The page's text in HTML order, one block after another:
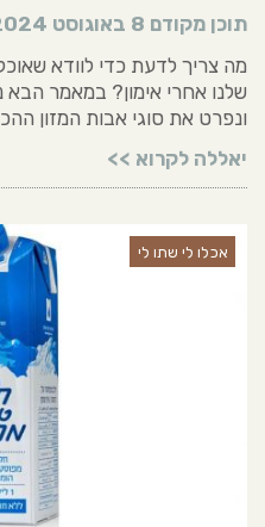
תוכן מקודם 8 באוגוסט 2024
מה צריך לדעת כדי לוודא
שלנו אחרי אימון? במאמר
ונפרט את סוגי אבות המזון
יאללה לקרוא >>
אכלו לי שתו לי